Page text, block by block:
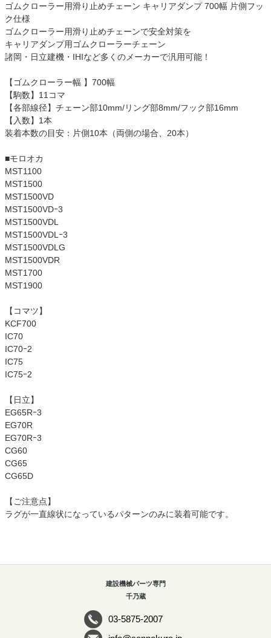
ゴムクローラー用滑り止めチェーン キャリアダンプ 700幅 片側フッ
ク仕様
ゴムクローラー用滑り止めチェーンで安全対策を
キャリアダンプ用ゴムクローラーチェーン
諸岡・日立建機・IHIなど多くのメーカーで汎用可能！
【ゴムクローラー幅 】700幅
【駒数】11コマ
【各部線径】チェーン部10mm/リング部8mm/フック部16mm
【入数】1本
装着本数の目安：片側10本（両側の場合、20本）
■モロオカ
MST1100
MST1500
MST1500VD
MST1500VDｰ3
MST1500VDL
MST1500VDLｰ3
MST1500VDLG
MST1500VDR
MST1700
MST1900
【コマツ】
KCF700
IC70
IC70ｰ2
IC75
IC75ｰ2
【日立】
EG65Rｰ3
EG70R
EG70Rｰ3
CG60
CG65
CG65D
【ご注意点】
ラグが一直線状になっているパターンのみに装着可能です。
建設機械パーツ専門
千乃蔵
03-5875-2007